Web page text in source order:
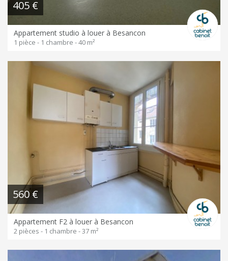
405 €
Appartement studio à louer à Besancon
1 pièce - 1 chambre - 40 m²
560 €
Appartement F2 à louer à Besancon
2 pièces - 1 chambre - 37 m²